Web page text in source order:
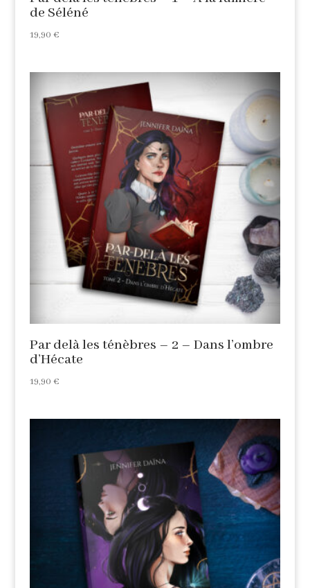
de Séléné
19,90 €
Par delà les ténèbres – 2 – Dans l’ombre
d’Hécate
19,90 €